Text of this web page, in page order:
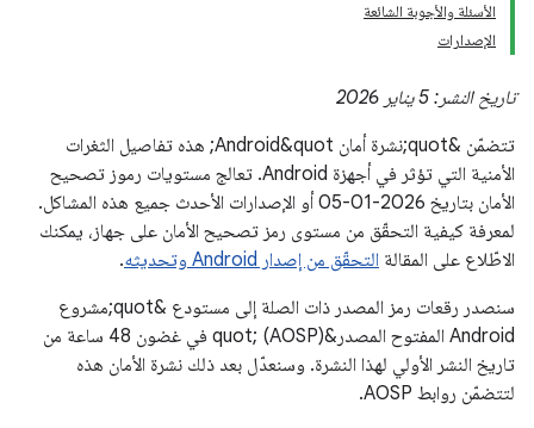
الأسئلة والأجوبة الشائعة
الإصدارات
تاريخ النشر: 5 يناير 2026
تتضمّن &quot;نشرة أمان Android&quot; هذه تفاصيل الثغرات
الأمنية التي تؤثر في أجهزة Android. تعالج مستويات رموز تصحيح
الأمان بتاريخ 2026-01-05 أو الإصدارات الأحدث جميع هذه المشاكل.
لمعرفة كيفية التحقّق من مستوى رمز تصحيح الأمان على جهاز، يمكنك
الاطّلاع على المقالة التحقّق من إصدار Android وتحديثه
.
سنصدر رقعات رمز المصدر ذات الصلة إلى مستودع &quot;مشروع
Android المفتوح المصدر&quot; (AOSP) في غضون 48 ساعة من
تاريخ النشر الأولي لهذا النشرة. وسنعدّل بعد ذلك نشرة الأمان هذه
لتتضمّن روابط AOSP.